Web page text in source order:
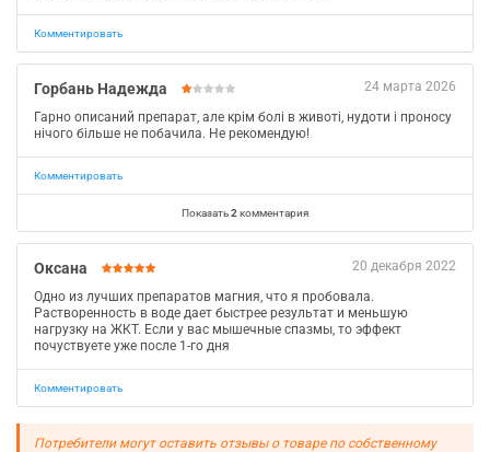
Комментировать
24 марта 2026
Горбань Надежда
Гарно описаний препарат, але крім болі в животі, нудоти і проносу
нічого більше не побачила. Не рекомендую!
Комментировать
Показать2 комментария
20 декабря 2022
Оксана
Одно из лучших препаратов магния, что я пробовала.
Растворенность в воде дает быстрее результат и меньшую
нагрузку на ЖКТ. Если у вас мышечные спазмы, то эффект
почуствуете уже после 1-го дня
Комментировать
Потребители могут оставить отзывы о товаре по собственному